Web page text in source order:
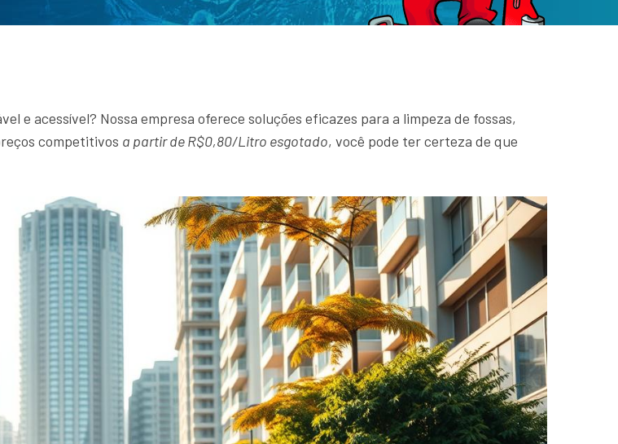
e acessível? Nossa empresa oferece soluções eficazes para a limpeza de fossas,
competitivos a partir de R$0,80/Litro esgotado, você pode ter certeza de que